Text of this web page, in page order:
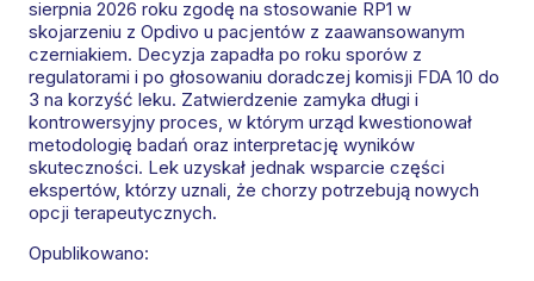
sierpnia 2026 roku zgodę na stosowanie RP1 w
skojarzeniu z Opdivo u pacjentów z zaawansowanym
czerniakiem. Decyzja zapadła po roku sporów z
regulatorami i po głosowaniu doradczej komisji FDA 10 do
3 na korzyść leku. Zatwierdzenie zamyka długi i
kontrowersyjny proces, w którym urząd kwestionował
metodologię badań oraz interpretację wyników
skuteczności. Lek uzyskał jednak wsparcie części
ekspertów, którzy uznali, że chorzy potrzebują nowych
opcji terapeutycznych.
Opublikowano: